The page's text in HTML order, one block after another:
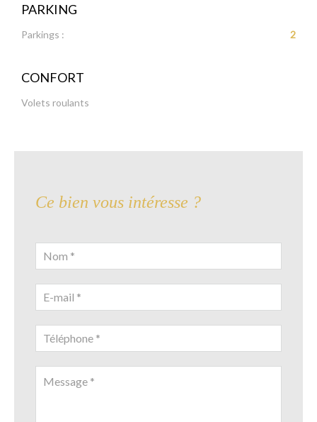
PARKING
Parkings : 2
CONFORT
Volets roulants
Ce bien vous intéresse ?